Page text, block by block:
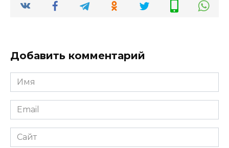
Добавить комментарий
Имя
*
Email
*
Сайт